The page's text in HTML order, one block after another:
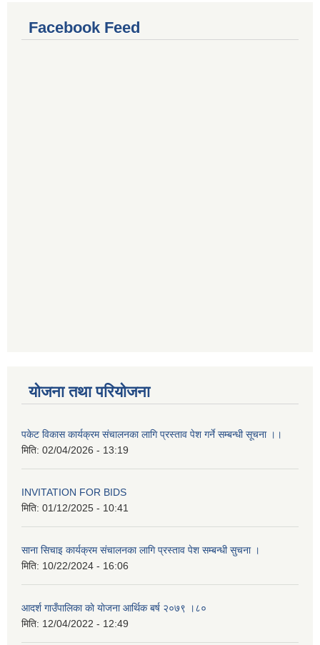
Facebook Feed
योजना तथा परियोजना
पकेट विकास कार्यक्रम संचालनका लागि प्रस्ताव पेश गर्ने सम्बन्धी सूचना ।।
मिति: 02/04/2026 - 13:19
INVITATION FOR BIDS
मिति: 01/12/2025 - 10:41
साना सिचाइ कार्यक्रम संचालनका लागि प्रस्ताव पेश सम्बन्धी सुचना ।
मिति: 10/22/2024 - 16:06
आदर्श गाउँपालिका काे याेजना आर्थिक बर्ष २०७९ ।८०
मिति: 12/04/2022 - 12:49